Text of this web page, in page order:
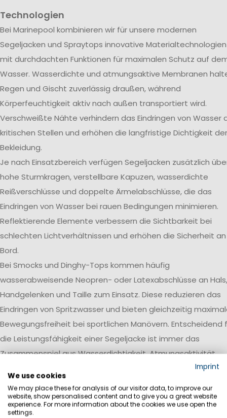
Technologien
Bei Marinepool kombinieren wir für unsere modernen
Segeljacken und Spraytops innovative Materialtechnologien
mit durchdachten Funktionen für maximalen Schutz auf
Wasser. Wasserdichte und atmungsaktive Membranen
Regen und Gischt zuverlässig draußen, während
Körperfeuchtigkeit aktiv nach außen transportiert wird.
Verschweißte Nähte verhindern das Eindringen von Wasser
kritischen Stellen und erhöhen die langfristige Dichtigkeit der
Bekleidung.
Je nach Einsatzbereich verfügen Segeljacken zusätzlich
hohe Sturmkragen, verstellbare Kapuzen, wasserdichte
Reißverschlüsse und doppelte Ärmelabschlüsse, die das
Eindringen von Wasser bei rauen Bedingungen minimieren.
Reflektierende Elemente verbessern die Sichtbarkeit bei
schlechten Lichtverhältnissen und erhöhen die Sicherheit an
Bord.
Bei Smocks und Dinghy-Tops kommen häufig
wasserabweisende Neopren- oder Latexabschlüsse an Hals,
Handgelenken und Taille zum Einsatz. Diese reduzieren das
Eindringen von Spritzwasser und bieten gleichzeitig
Bewegungsfreiheit bei sportlichen Manövern. Entscheidend
die Leistungsfähigkeit einer Segeljacke ist immer das
Zusammenspiel aus Wasserdichtigkeit, Atmungsaktivität,
Robustheit und einer auf den jeweiligen Einsatzbereich
abgestimmten Ausstattung.
Wasserdichtigkeit
Imprint
We use cookies
We may place these for analysis of our visitor data, to improve our
website, show personalised content and to give you a great website
experience. For more information about the cookies we use open the
settings.